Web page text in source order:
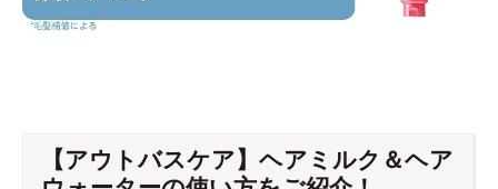
【アウトバスケア】ヘアミルク＆ヘア